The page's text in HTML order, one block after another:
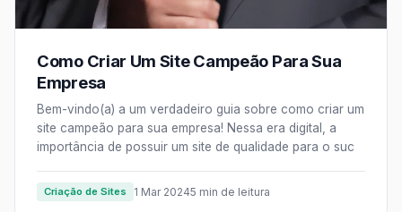
Como Criar Um Site Campeão Para Sua
Empresa
Bem-vindo(a) a um verdadeiro guia sobre como criar um
site campeão para sua empresa! Nessa era digital, a
importância de possuir um site de qualidade para o suc
Criação de Sites 1 Mar 20245 min de leitura